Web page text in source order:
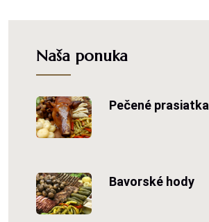
Naša ponuka
Pečené prasiatka
Bavorské hody